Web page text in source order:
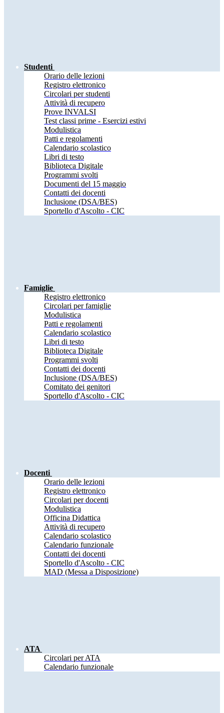
Studenti
Orario delle lezioni
Registro elettronico
Circolari per studenti
Attività di recupero
Prove INVALSI
Test classi prime - Esercizi estivi
Modulistica
Patti e regolamenti
Calendario scolastico
Libri di testo
Biblioteca Digitale
Programmi svolti
Documenti del 15 maggio
Contatti dei docenti
Inclusione (DSA/BES)
Sportello d'Ascolto - CIC
Famiglie
Registro elettronico
Circolari per famiglie
Modulistica
Patti e regolamenti
Calendario scolastico
Libri di testo
Biblioteca Digitale
Programmi svolti
Contatti dei docenti
Inclusione (DSA/BES)
Comitato dei genitori
Sportello d'Ascolto - CIC
Docenti
Orario delle lezioni
Registro elettronico
Circolari per docenti
Modulistica
Officina Didattica
Attività di recupero
Calendario scolastico
Calendario funzionale
Contatti dei docenti
Sportello d'Ascolto - CIC
MAD (Messa a Disposizione)
ATA
Circolari per ATA
Calendario funzionale